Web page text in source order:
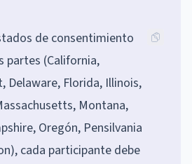
de consentimiento
partes (California,
Delaware, Florida, Illinois,
Montana,
Oregón, Pensilvania
cada participante debe